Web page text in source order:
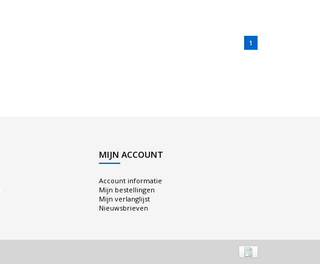
1
MIJN ACCOUNT
Account informatie
Mijn bestellingen
Mijn verlanglijst
Nieuwsbrieven